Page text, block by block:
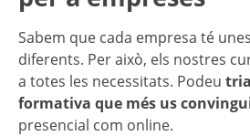
Sabem que cada empresa té
diferents. Per això, els nostres
a totes les necessitats. Podeu
formativa que més us
presencial com online.